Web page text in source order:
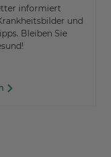
informiert
und
Bleiben Sie